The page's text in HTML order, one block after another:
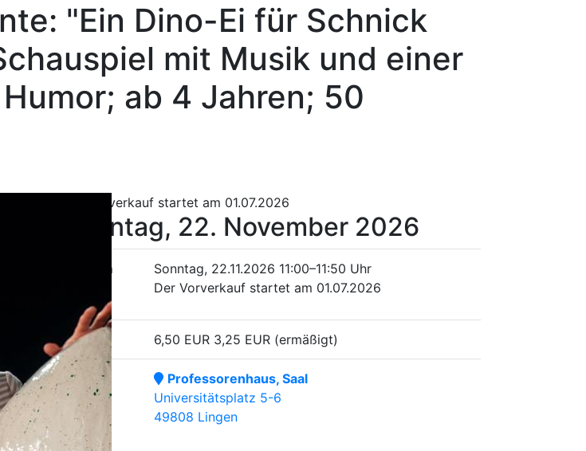
"Ein Dino-Ei für Schnick
mit Musik und einer
ab 4 Jahren; 50
Der Vorverkauf startet am 01.07.2026
Sonntag, 22. November 2026
Datum Sonntag, 22.11.2026 11:00–11:50 Uhr
Der Vorverkauf startet am 01.07.2026
Ticket 6,50 EUR 3,25 EUR (ermäßigt)
Ort
Professorenhaus, Saal
Universitätsplatz 5-6
49808 Lingen